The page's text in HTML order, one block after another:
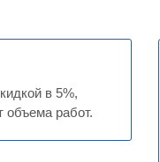
в 5%,
объема работ.